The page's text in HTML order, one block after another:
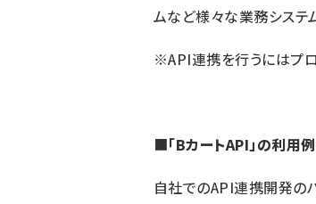
ムなど様々な業務システ
※API連携を行うにはプ
■「BカートAPI」の利用
自社でのAPI連携開発の